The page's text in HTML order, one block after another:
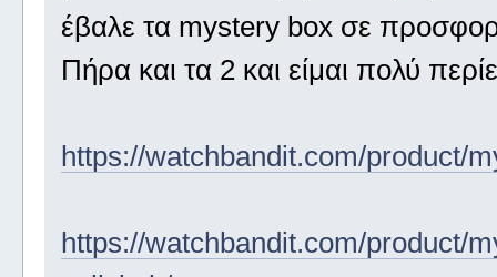
έβαλε τα mystery box σε
Πήρα και τα 2 και είμαι πολύ
https://watchbandit.com/product/
https://watchbandit.com/product/